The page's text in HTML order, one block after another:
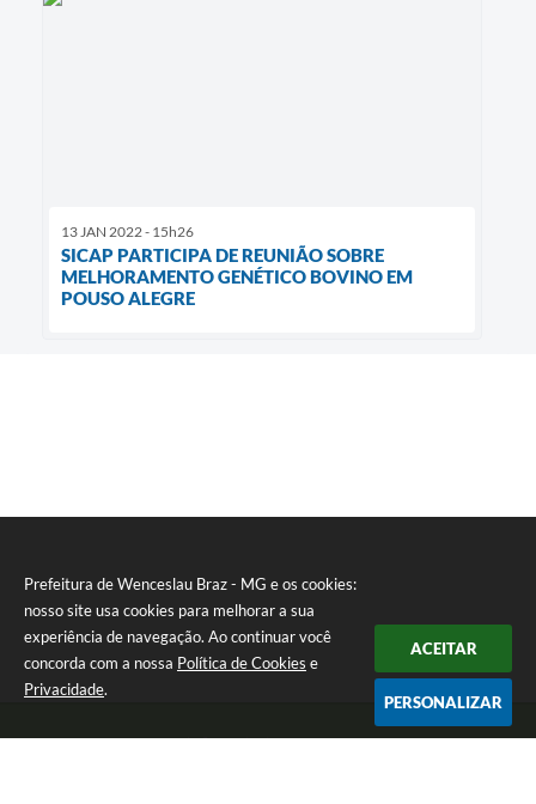
Prefeitura de Wenceslau Braz - MG e os cookies:
nosso site usa cookies para melhorar a sua
experiência de navegação. Ao continuar você
concorda com a nossa Política de Cookies e
Privacidade.
ACEITAR
PERSONALIZAR
13 JAN 2022 - 15h26
SICAP PARTICIPA DE REUNIÃO SOBRE
MELHORAMENTO GENÉTICO BOVINO EM
POUSO ALEGRE
Telefone: (35) 99971-1768